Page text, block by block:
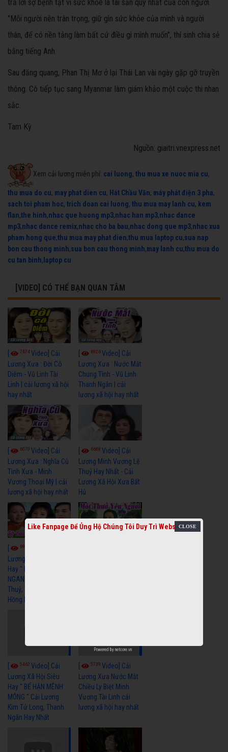
trả lời sợ bệnh tật vì sức khỏe là tài sản quý nhất của con người.
"Mỗi người nên trân trọng, giữ gìn sức khỏe của mình và người
thân, để có nền tảng làm bất cứ điều gì mình muốn", thí sinh chia sẻ
bằng tiếng Anh.
Sau đăng quang, Phan Thị Mơ ở lại Thái Lan vài ngày gặp gỡ truyền
thông. Cô tiếp tục sang Myanmar làm giám khảo một cuộc thi nhan
sắc.
Tam Kỳ
Nguồn: giaitri.vnexpress.net
Xem cải lương miễn phí: cai luong, thu mua xe nuoc mia cu,
thu mua do cu, may phat dien cu, Hát Chầu Văn, máy phát điện 3 pha,
sach toi pham hoc, trich doan cai luong, thu mua may lanh cu, kem
flan,the hinh,nhac que huong mp3,nhac han mp3,nhac dance
mp3,nhac dance remix,nhac cho ba bau,nhac dong que mp3,nhac xua
pham hong que,thu mua may phat dien,thu mua laptop cu,sua nap
bon cau thong minh,sua bon cau thong minh,may lanh cu,thu mua do
cu tan binh, laptop cu
[VIDEO] CÓ THỂ BẠN QUAN TÂM
7674Video] Cải
Lương Xưa : Đời Cô
Diễm - Vũ Linh Tài
Linh | cải lương xã hội
hay nhất
6926Video] Cải
Lương Xưa : Nước Mắt
Chung Tình - Vũ Linh
Thanh Ngân | cải
lương xã hội hay nhất
6070 Video] Cải
Lương Xưa : Nghĩa Cũ
Tình Xưa - Minh
Vương Thoại Mỹ | cải
lương xã hội hay nhất
6688Video] Cải
Lương Minh Vương Lệ
Thuỷ Hay Nhất - Cải
Lương Xã Hội Xưa Bất
Hủ
6976
Lương Xã Hội Siêu
Hay " LỠ BƯỚC SANG
NGANG " Cải Lương Lệ
Thuỷ, Thanh Tuấn,
Hồng Nga
5462 Video] Cải
Lương Xã Hội Siêu
Hay " BỂ HẬN MÊNH
MÔNG " Cải Lương
Kim Tử Long, Thanh
Ngân Hay Nhất
5739Video] Cải
Lương Xưa Nước Mắt
Chiều Ly Biệt Minh
Vương Tài Linh cải
lương xã hội hay nhất
Like Fanpage Để Ủng Hộ Chúng Tôi Duy Trì Website
Powered by netcore.vn